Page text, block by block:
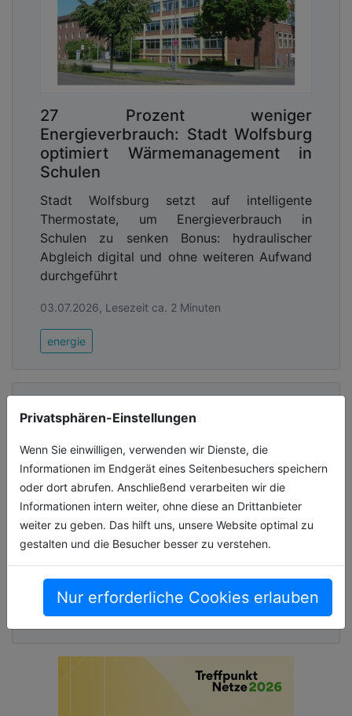
Privatsphären-Einstellungen
Wenn Sie einwilligen, verwenden wir Dienste, die
Informationen im Endgerät eines Seitenbesuchers speichern
oder dort abrufen. Anschließend verarbeiten wir die
Informationen intern weiter, ohne diese an Drittanbieter
weiter zu geben. Das hilft uns, unsere Website optimal zu
gestalten und die Besucher besser zu verstehen.
Nur erforderliche Cookies erlauben
27 Prozent weniger
Energieverbrauch: Stadt Wolfsburg
optimiert Wärmemanagement in
Schulen
Stadt Wolfsburg setzt auf intelligente
Thermostate, um Energieverbrauch in
Schulen zu senken Bonus: hydraulischer
Abgleich digital und ohne weiteren Aufwand
durchgeführt
03.07.2026, Lesezeit ca. 2 Minuten
energie
VKU-Umfrage: Drei von vier
Stadtwerken sehen Netzausbau
finanziell gefährdet
Für viele Stadtwerke wird die Finanzierung
des Stromnetzausbaus zunehmend zur
Herausforderung. Das zeigt eine Umfrage
des Verbands kommunaler Unternehmen
(VKU):[...]
01.07.2026, Lesezeit ca. 2 Minuten
energie